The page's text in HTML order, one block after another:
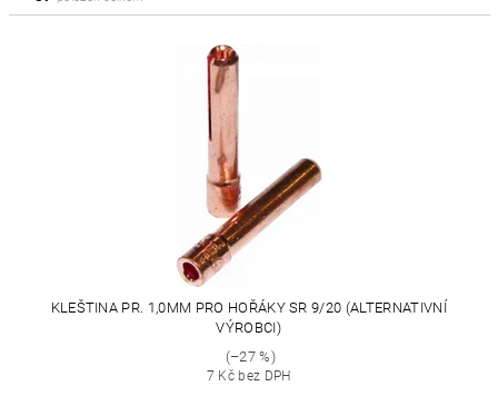
KLEŠTINA PR. 1,0MM PRO HOŘÁKY SR 9/20 (ALTERNATIVNÍ
VÝROBCI)
(–27 %)
7 Kč bez DPH